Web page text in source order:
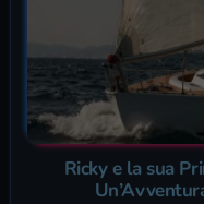
Ricky e la sua